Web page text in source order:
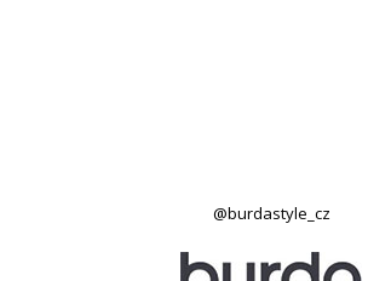
@burdastyle_cz